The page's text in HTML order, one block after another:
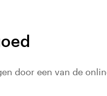
door een van de